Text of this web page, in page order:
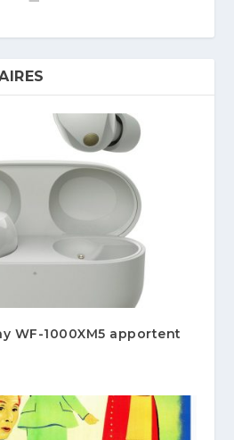
WF-1000XM5 apportent